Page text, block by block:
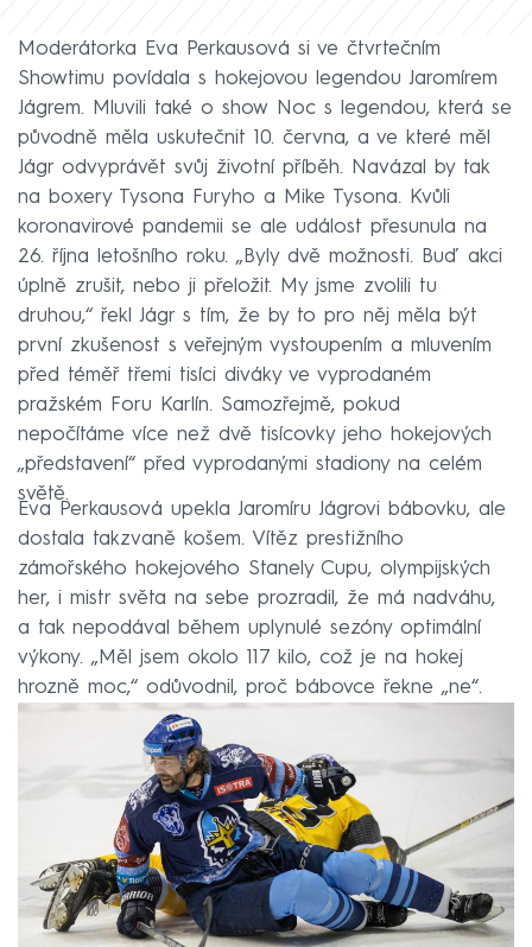
Moderátorka Eva Perkausová si ve čtvrtečním
Showtimu povídala s hokejovou legendou Jaromírem
Jágrem. Mluvili také o show Noc s legendou, která se
původně měla uskutečnit 10. června, a ve které měl
Jágr odvyprávět svůj životní příběh. Navázal by tak
na boxery Tysona Furyho a Mike Tysona. Kvůli
koronavirové pandemii se ale událost přesunula na
26. října letošního roku. „Byly dvě možnosti. Buď akci
úplně zrušit, nebo ji přeložit. My jsme zvolili tu
druhou,“ řekl Jágr s tím, že by to pro něj měla být
první zkušenost s veřejným vystoupením a mluvením
před téměř třemi tisíci diváky ve vyprodaném
pražském Foru Karlín. Samozřejmě, pokud
nepočítáme více než dvě tisícovky jeho hokejových
„představení“ před vyprodanými stadiony na celém
světě.
Eva Perkausová upekla Jaromíru Jágrovi bábovku, ale
dostala takzvaně košem. Vítěz prestižního
zámořského hokejového Stanely Cupu, olympijských
her, i mistr světa na sebe prozradil, že má nadváhu,
a tak nepodával během uplynulé sezóny optimální
výkony. „Měl jsem okolo 117 kilo, což je na hokej
hrozně moc,“ odůvodnil, proč bábovce řekne „ne“.